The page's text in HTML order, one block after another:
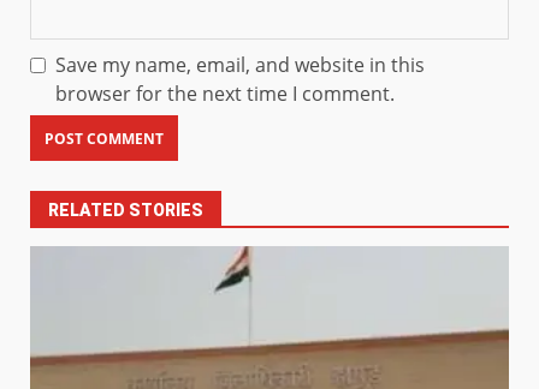
Save my name, email, and website in this
browser for the next time I comment.
RELATED STORIES